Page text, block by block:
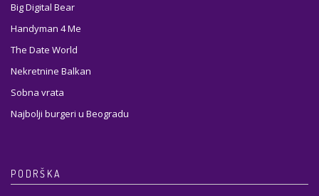
Big Digital Bear
Handyman 4 Me
The Date World
Nekretnine Balkan
Sobna vrata
Najbolji burgeri u Beogradu
PODRŠKA